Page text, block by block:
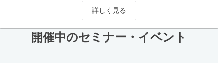
詳しく見る
開催中のセミナー・イベント